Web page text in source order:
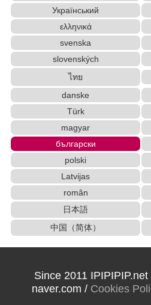
Український
ελληνικά
svenska
slovenských
ไทย
danske
Türk
magyar
български
polski
Latvijas
român
日本語
中国（简体）
Since 2011
naver.com / Cookies